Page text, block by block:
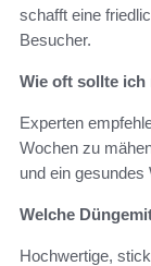
schafft eine
Besucher.
Wie oft sollte ich
Experten
Wochen zu
und ein
Welche
Hochwertige,